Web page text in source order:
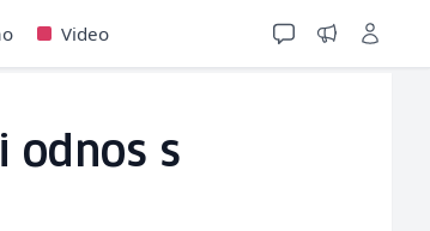
Video
odnos s